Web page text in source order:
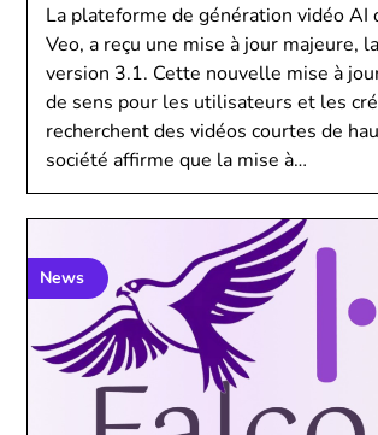
La plateforme de génération vidéo AI
Veo, a reçu une mise à jour majeure,
version 3.1. Cette nouvelle mise à
de sens pour les utilisateurs et les
recherchent des vidéos courtes de
société affirme que la mise à…
News